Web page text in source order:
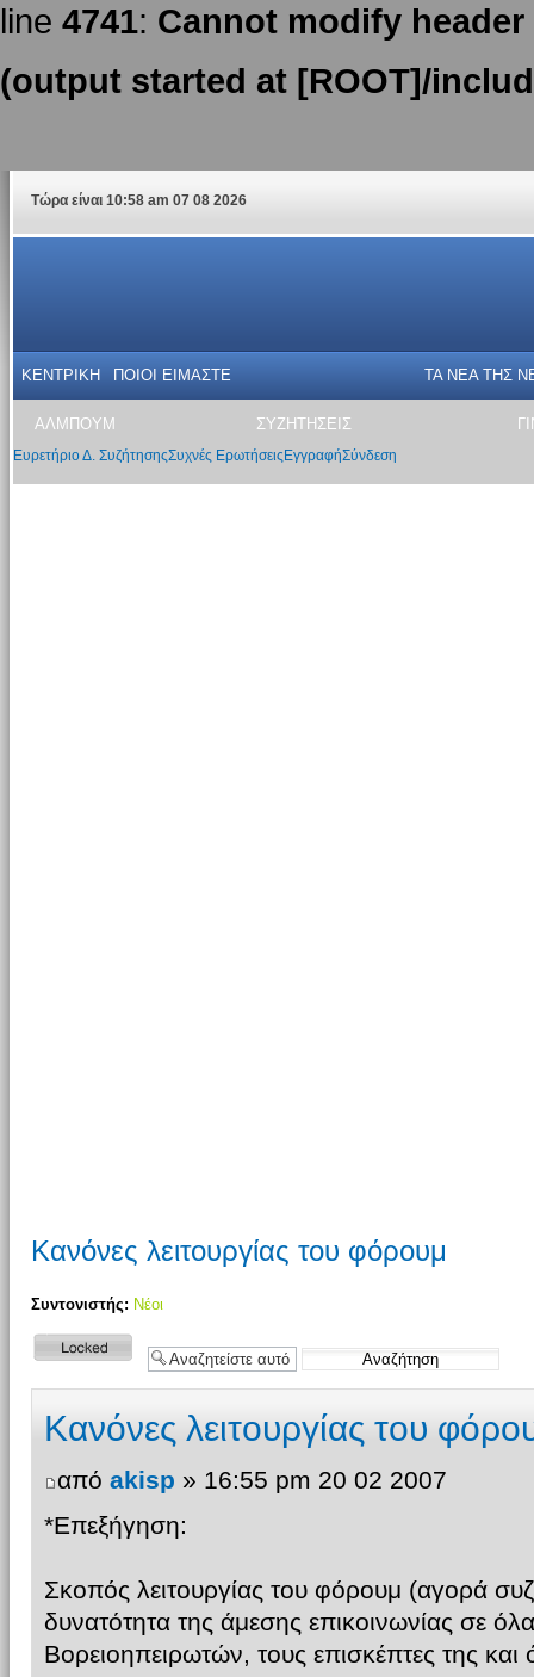
line 4741: Cannot modify
(output started at [ROOT]/
Τώρα είναι 10:58 am 07 08 2026
ΚΕΝΤΡΙΚΗ ΠΟΙΟΙ ΕΙΜΑΣΤΕ ΤΑ ΝΕΑ THΣ
ΑΛΜΠΟΥΜ ΣΥΖΗΤΗΣΕΙΣ
Ευρετήριο Δ. ΣυζήτησηςΣυχνές Ερωτήσεις ΕγγραφήΣύνδεση
Κανόνες λειτουργίας του φόρουμ
Συντονιστής: Νέοι
Το θέμα
Κανόνες λειτουργίας του
από akisp » 16:55 pm 20 02 2007
*Επεξήγηση:
Σκοπός λειτουργίας του φόρουμ (αγορά
δυνατότητα της άμεσης επικοινωνίας σε
Βορειοηπειρωτών, τους επισκέπτες της και